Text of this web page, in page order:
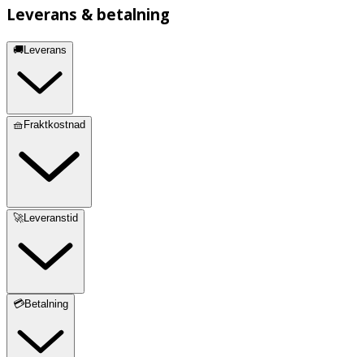
Leverans & betalning
🚚Leverans
🧺Fraktkostnad
🚀Leveranstid
💳Betalning